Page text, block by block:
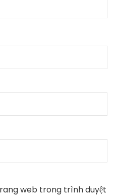
web trong trình duyệt